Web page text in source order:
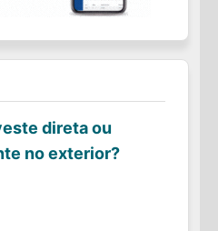
direta ou
no exterior?